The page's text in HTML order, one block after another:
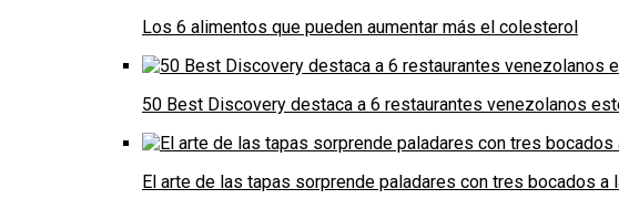
Los 6 alimentos que pueden aumentar más el colesterol
50 Best Discovery destaca a 6 restaurantes venezolanos
El arte de las tapas sorprende paladares con tres bocados a